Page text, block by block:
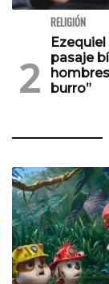
RELIGIÓN
pasaje
burro”